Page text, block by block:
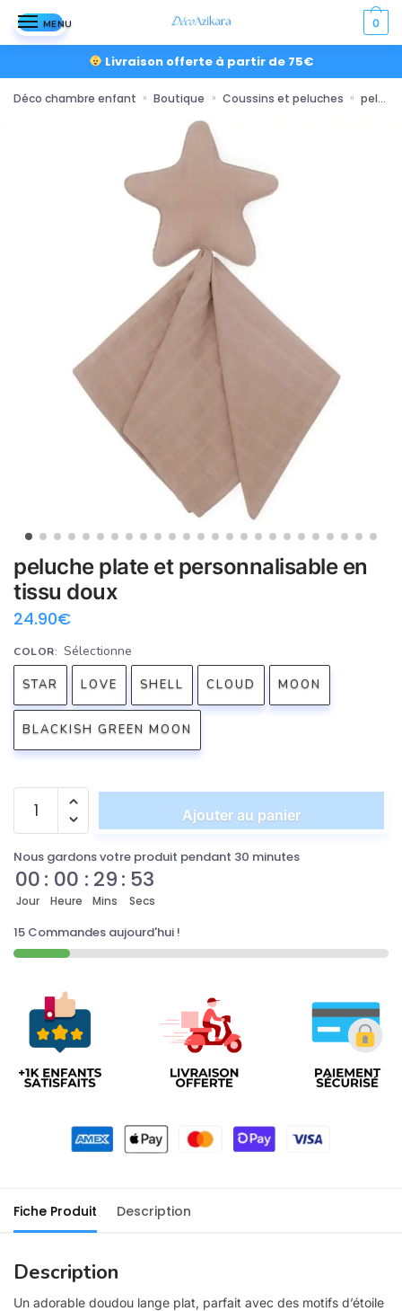
MENU 0
Livraison offerte à partir de 75€
Déco chambre enfant » Boutique » Coussins et peluches » peluche plate et personnalisable en tissu doux
peluche plate et personnalisable en
tissu doux
24.90€
COLOR: Sélectionne
STAR LOVE SHELL CLOUD MOON
BLACKISH GREEN MOON
Ajouter au panier
Nous gardons votre produit pendant 30 minutes
00
Jour
: 00
Heure
: 29
Mins
: 53
Secs
15 Commandes aujourd'hui !
Fiche Produit Description
Description
Un adorable doudou lange plat, parfait avec des motifs d’étoile